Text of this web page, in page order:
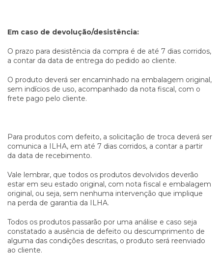
Em caso de devolução/desistência:
O prazo para desistência da compra é de até 7 dias corridos,
a contar da data de entrega do pedido ao cliente.
O produto deverá ser encaminhado na embalagem original,
sem indícios de uso, acompanhado da nota fiscal, com o
frete pago pelo cliente.
Para produtos com defeito, a solicitação de troca deverá ser
comunica a ILHA, em até 7 dias corridos, a contar a partir
da data de recebimento.
Vale lembrar, que todos os produtos devolvidos deverão
estar em seu estado original, com nota fiscal e embalagem
original, ou seja, sem nenhuma intervenção que implique
na perda de garantia da ILHA.
Todos os produtos passarão por uma análise e caso seja
constatado a ausência de defeito ou descumprimento de
alguma das condições descritas, o produto será reenviado
ao cliente.